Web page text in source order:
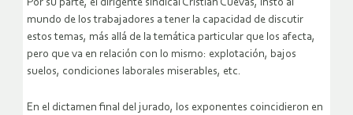
Por su parte, el dirigente sindical Cristian Cuevas, instó al
mundo de los trabajadores a tener la capacidad de discutir
estos temas, más allá de la temática particular que los afecta,
pero que va en relación con lo mismo: explotación, bajos
suelos, condiciones laborales miserables, etc.
En el dictamen final del jurado, los exponentes coincidieron en